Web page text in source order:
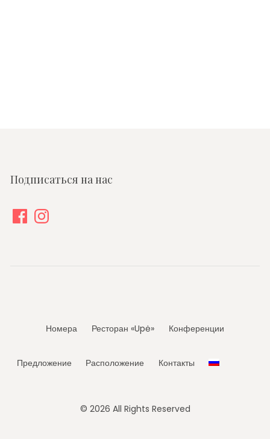
Подписаться на нас
FacebookInstagram
Номера Ресторан «Upė» Конференции
Предложение Расположение Контакты
© 2026 All Rights Reserved